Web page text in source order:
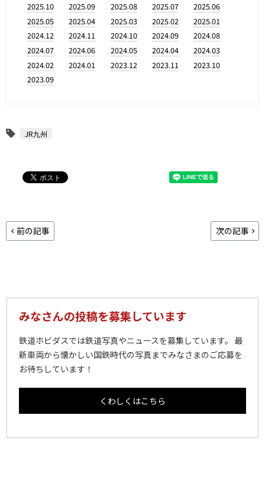
2025.10
2025.09 2025.08 2025.07
2025.06
2025.05
2025.04 2025.03 2025.02
2025.01
2024.12
2024.11 2024.10 2024.09
2024.08
2024.07
2024.06 2024.05 2024.04
2024.03
2024.02
2024.01 2023.12 2023.11
2023.10
2023.09
JR九州
前の記事 次の記事
みなさんの投稿を募集しています
鉄道ホビダスでは鉄道写真やニュースを募集しています。 最
新車両から懐かしい国鉄時代の写真までみなさまのご応募を
お待ちしています！
くわしくはこちら